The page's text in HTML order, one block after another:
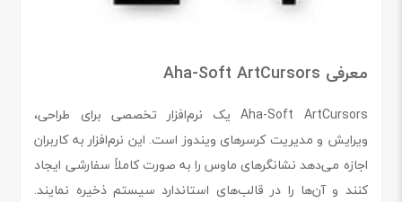
معرفی Aha-Soft ArtCursors
Aha-Soft ArtCursors یک نرم‌افزار تخصصی برای طراحی،
ویرایش و مدیریت کرسرهای ویندوز است. این نرم‌افزار به کاربران
اجازه می‌دهد نشانگرهای ماوس را به صورت کاملاً سفارشی ایجاد
کنند و آن‌ها را در قالب‌های استاندارد سیستم ذخیره نمایند.